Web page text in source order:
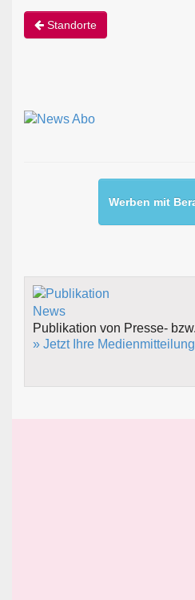
Standorte
Werben mit
Publikation von Presse-
» Jetzt Ihre